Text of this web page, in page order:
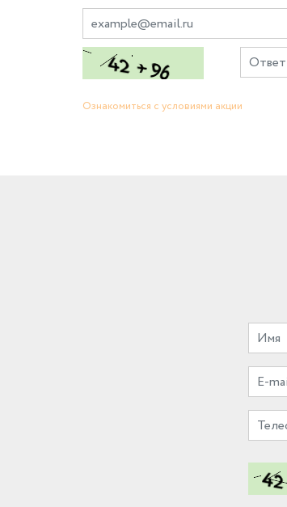
Ознакомиться с условиями акции